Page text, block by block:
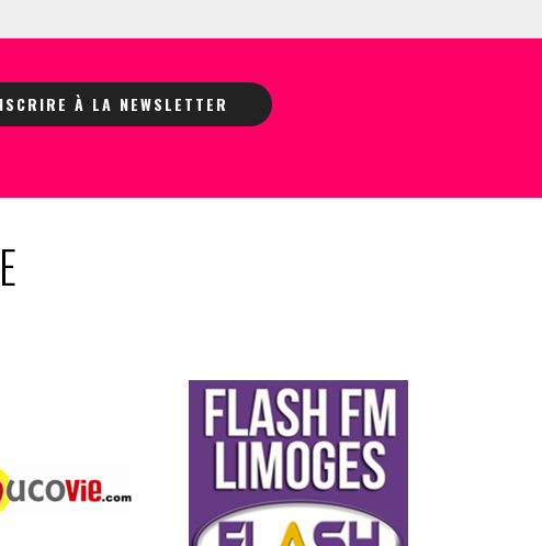
À LA NEWSLETTER